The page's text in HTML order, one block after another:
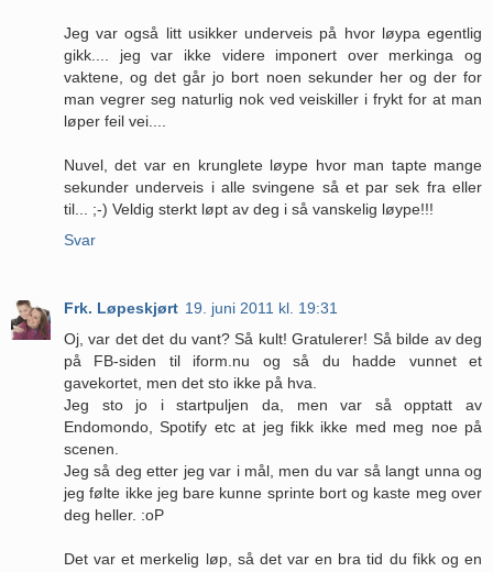
Jeg var også litt usikker underveis på hvor løypa egentlig
gikk.... jeg var ikke videre imponert over merkinga og
vaktene, og det går jo bort noen sekunder her og der for
man vegrer seg naturlig nok ved veiskiller i frykt for at man
løper feil vei....
Nuvel, det var en krunglete løype hvor man tapte mange
sekunder underveis i alle svingene så et par sek fra eller
til... ;-) Veldig sterkt løpt av deg i så vanskelig løype!!!
Svar
Frk. Løpeskjørt 19. juni 2011 kl. 19:31
Oj, var det det du vant? Så kult! Gratulerer! Så bilde av deg
på FB-siden til iform.nu og så du hadde vunnet et
gavekortet, men det sto ikke på hva.
Jeg sto jo i startpuljen da, men var så opptatt av
Endomondo, Spotify etc at jeg fikk ikke med meg noe på
scenen.
Jeg så deg etter jeg var i mål, men du var så langt unna og
jeg følte ikke jeg bare kunne sprinte bort og kaste meg over
deg heller. :oP
Det var et merkelig løp, så det var en bra tid du fikk og en